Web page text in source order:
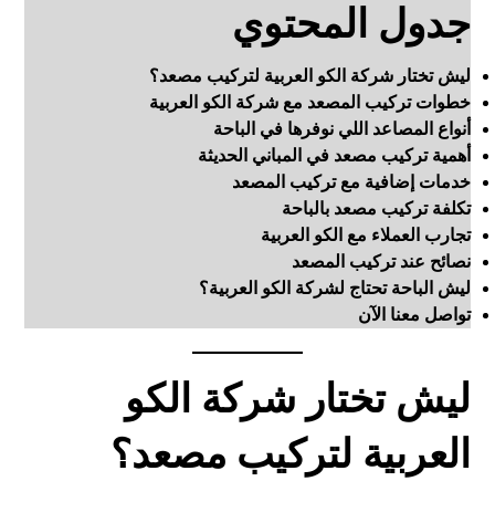
جدول المحتوي
ليش تختار شركة الكو العربية لتركيب مصعد؟
خطوات تركيب المصعد مع شركة الكو العربية
أنواع المصاعد اللي نوفرها في الباحة
أهمية تركيب مصعد في المباني الحديثة
خدمات إضافية مع تركيب المصعد
تكلفة تركيب مصعد بالباحة
تجارب العملاء مع الكو العربية
نصائح عند تركيب المصعد
ليش الباحة تحتاج لشركة الكو العربية؟
تواصل معنا الآن
ليش تختار شركة الكو
العربية لتركيب مصعد؟